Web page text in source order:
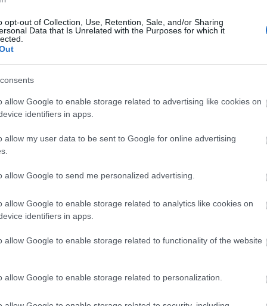
opt-out of Collection, Use, Retention, Sale, and/or Sharing
Data that Is Unrelated with the Purposes for which it
allow Google to enable storage related to advertising like cookies on
identifiers in apps.
allow my user data to be sent to Google for online advertising
allow Google to send me personalized advertising.
allow Google to enable storage related to analytics like cookies on
identifiers in apps.
allow Google to enable storage related to functionality of the website
allow Google to enable storage related to personalization.
as dalok
AS KLIPJEINK
2013 legmeghökkentőbb klipjeit, és még 2014 első top 10-
nézünk vissza: ezúttal a Recorder szerzőinek kedvenc tavalyi
Endre, a Recorder főszerkesztője: Mutya Keisha Siobhan: